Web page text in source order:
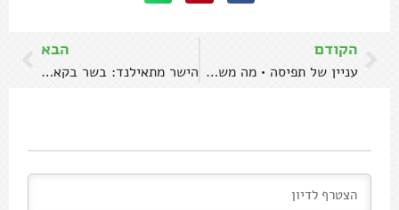
הקודם
עניין של תפיסה • מה משפיע על הטעם של היין
הבא
הישר מתאילנד: בשר בקארי ירוק ולאב גאי